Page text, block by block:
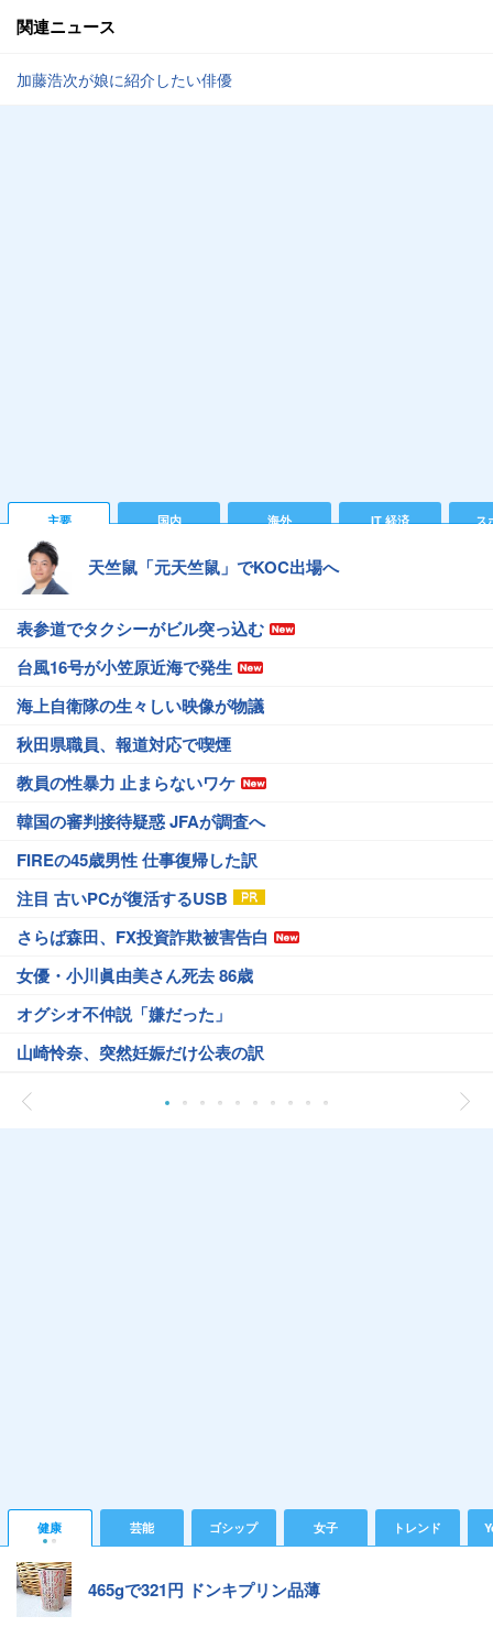
関連ニュース
加藤浩次が娘に紹介したい俳優
主要 国内 海外 IT 経済 ス
天竺鼠「元天竺鼠」でKOC出場へ
表参道でタクシーがビル突っ込む
台風16号が小笠原近海で発生
海上自衛隊の生々しい映像が物議
秋田県職員、報道対応で喫煙
教員の性暴力 止まらないワケ
韓国の審判接待疑惑 JFAが調査へ
FIREの45歳男性 仕事復帰した訳
注目 古いPCが復活するUSB
さらば森田、FX投資詐欺被害告白
女優・小川眞由美さん死去 86歳
オグシオ不仲説「嫌だった」
山崎怜奈、突然妊娠だけ公表の訳
健康 芸能 ゴシップ 女子 トレンド
465gで321円 ドンキプリン品薄